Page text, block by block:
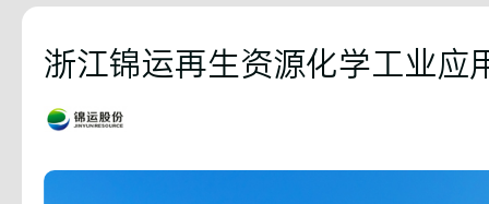
浙江锦运再生资源化学工业应